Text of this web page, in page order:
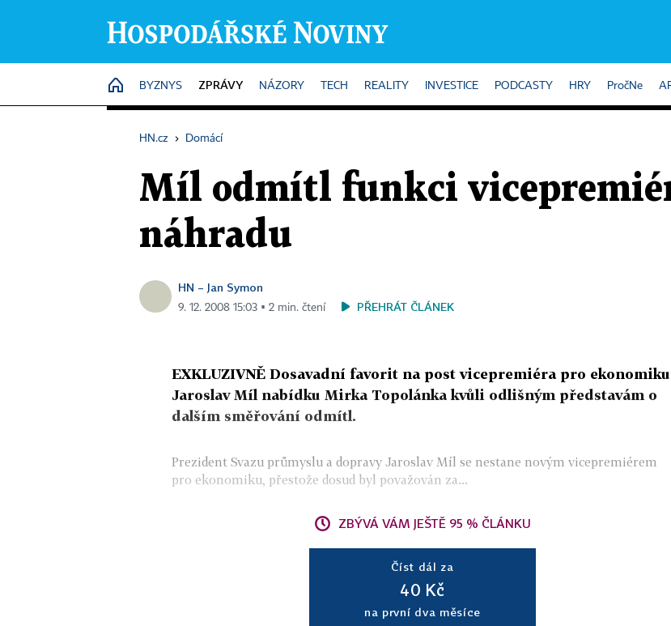
HOME
BYZNYS ZPRÁVY NÁZORY TECH REALITY INVESTICE PODCASTY HRY PročNe
HN.cz › Domácí
Míl odmítl funkci
náhradu
HN – Jan Symon
9. 12. 2008 15:03 ▪ 2 min. čtení PŘEHRÁT ČLÁNEK
EXKLUZIVNĚ Dosavadní favorit na post vicepremiéra pro ekonomiku
Jaroslav Míl nabídku Mirka Topolánka kvůli odlišným představám o
dalším směřování odmítl.
Prezident Svazu průmyslu a dopravy Jaroslav Míl se nestane novým vicepremiérem
pro ekonomiku, přestože dosud byl považován za...
ZBÝVÁ VÁM JEŠTĚ 95 % ČLÁNKU
Číst dál za
40 Kč
na první dva měsíce